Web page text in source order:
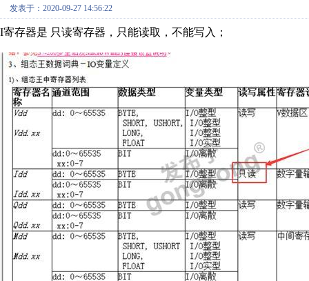
发表于：2020-09-27 14:56:22
I寄存器是 只读寄存器，只能读取，不能写入；